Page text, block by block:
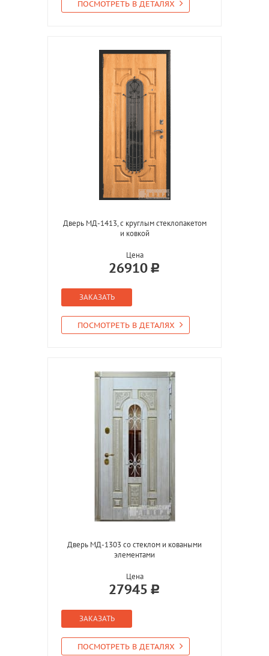
ПОСМОТРЕТЬ В ДЕТАЛЯХ
Дверь МД-1413, с круглым стеклопакетом
и ковкой
Цена
26910
ЗАКАЗАТЬ
ПОСМОТРЕТЬ В ДЕТАЛЯХ
Дверь МД-1303 со стеклом и коваными
элементами
Цена
27945
ЗАКАЗАТЬ
ПОСМОТРЕТЬ В ДЕТАЛЯХ